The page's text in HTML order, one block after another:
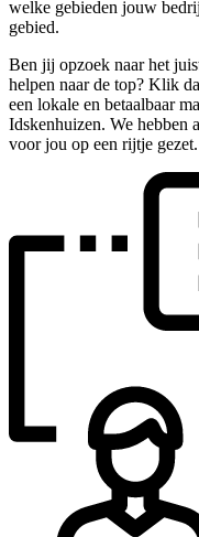
welke gebieden jouw
gebied.
Ben jij opzoek naar het
helpen naar de top? Klik
een lokale en betaalbaar
Idskenhuizen. We hebben
voor jou op een rijtje gezet.